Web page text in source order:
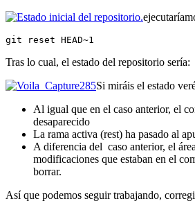
git reset HEAD~1
Tras lo cual, el estado del repositorio sería:
Si miráis el estado
Al igual que en el caso anterior, el
desaparecido
La rama activa (rest) ha pasado al
A diferencia del caso anterior, el
modificaciones que estaban en el
borrar.
Así que podemos seguir trabajando,